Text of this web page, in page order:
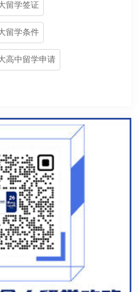
留学签证
留学条件
高中留学申请